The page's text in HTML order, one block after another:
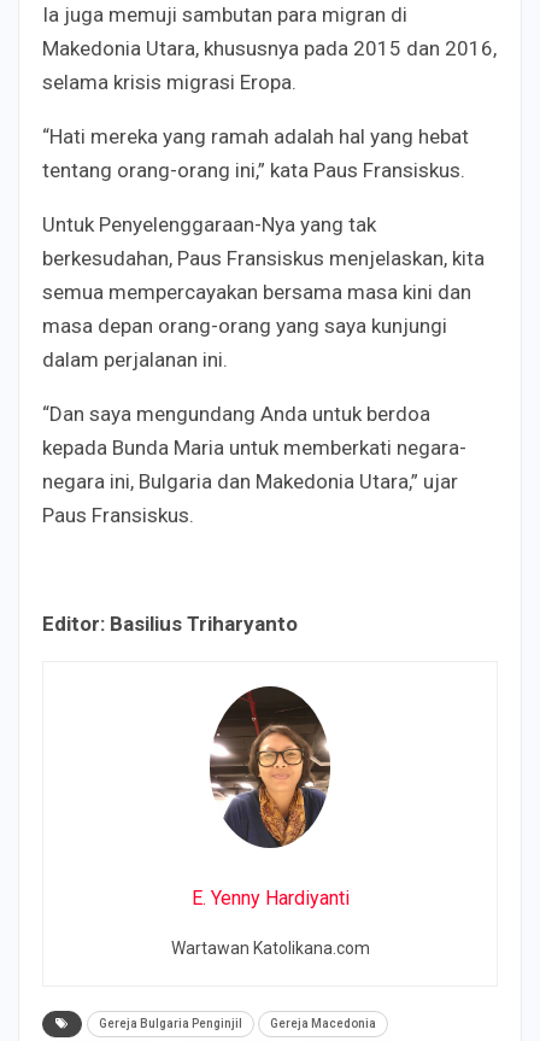
Ia juga memuji sambutan para migran di
Makedonia Utara, khususnya pada 2015 dan 2016,
selama krisis migrasi Eropa.
“Hati mereka yang ramah adalah hal yang hebat
tentang orang-orang ini,” kata Paus Fransiskus.
Untuk Penyelenggaraan-Nya yang tak
berkesudahan, Paus Fransiskus menjelaskan, kita
semua mempercayakan bersama masa kini dan
masa depan orang-orang yang saya kunjungi
dalam perjalanan ini.
“Dan saya mengundang Anda untuk berdoa
kepada Bunda Maria untuk memberkati negara-
negara ini, Bulgaria dan Makedonia Utara,” ujar
Paus Fransiskus.
Editor: Basilius Triharyanto
E. Yenny Hardiyanti
Wartawan Katolikana.com
Gereja Bulgaria Penginjil Gereja Macedonia